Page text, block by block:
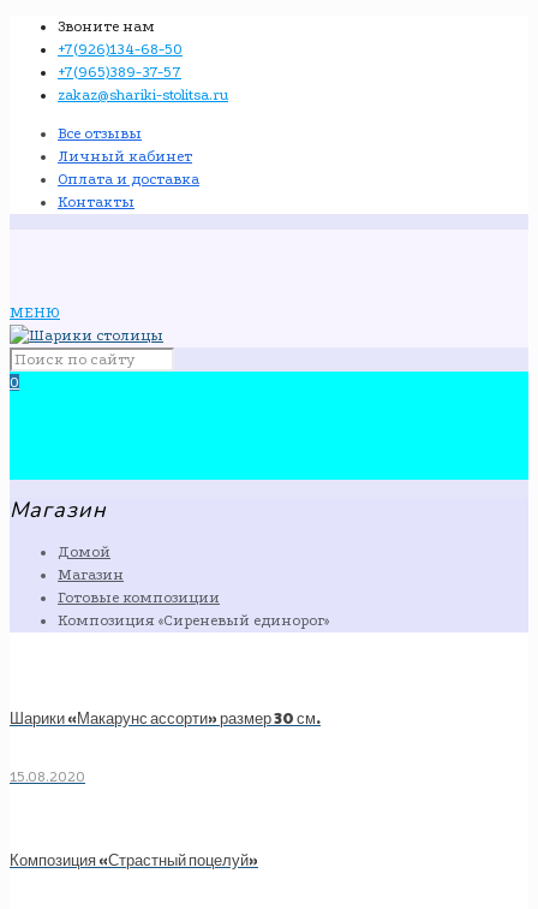
Звоните нам
+7(926)134-68-50
+7(965)389-37-57
zakaz@shariki-stolitsa.ru
Все отзывы
Личный кабинет
Оплата и доставка
Контакты
МЕНЮ
0
Магазин
Домой
Магазин
Готовые композиции
Композиция «Сиреневый единорог»
Шарики «Макарунс ассорти» размер 30 см.
15.08.2020
Композиция «Страстный поцелуй»